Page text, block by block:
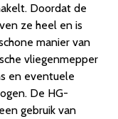
Doordat de
ze heel en is
manier van
vliegenmepper
en eventuele
De HG-
gebruik van